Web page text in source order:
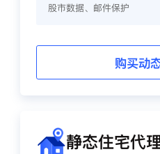
股市数据、邮件保护
购买动
静态住宅代